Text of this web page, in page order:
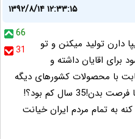
۱۳۹۲/۸/۱۴ ۱۲:۳۳:۱۵
66
31
دارن تولید میکنن و تو
برای اقایان داشته و
با محصولات کشورهای دیگه
نداشتن پس تا کی میخوان به اینا فرصت بدن!35 سال کم بود؟!
به تمام مردم ایران خیانت